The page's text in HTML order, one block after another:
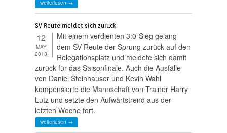
weiterlesen →
SV Reute meldet sich zurück
12
MAY
2013
Mit einem verdienten 3:0-Sieg gelang
dem SV Reute der Sprung zurück auf den
Relegationsplatz und meldete sich damit
zurück für das Saisonfinale. Auch die Ausfälle
von Daniel Steinhauser und Kevin Wahl
kompensierte die Mannschaft von Trainer Harry
Lutz und setzte den Aufwärtstrend aus der
letzten Woche fort.
weiterlesen →